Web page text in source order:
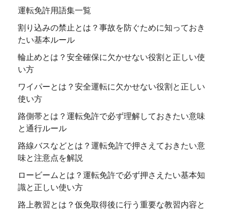
運転免許用語集一覧
割り込みの禁止とは？事故を防ぐために知っておき
たい基本ルール
輪止めとは？安全確保に欠かせない役割と正しい使
い方
ワイパーとは？安全運転に欠かせない役割と正しい
使い方
路側帯とは？運転免許で必ず理解しておきたい意味
と通行ルール
路線バスなどとは？運転免許で押さえておきたい意
味と注意点を解説
ロービームとは？運転免許で必ず押さえたい基本知
識と正しい使い方
路上教習とは？仮免取得後に行う重要な教習内容と